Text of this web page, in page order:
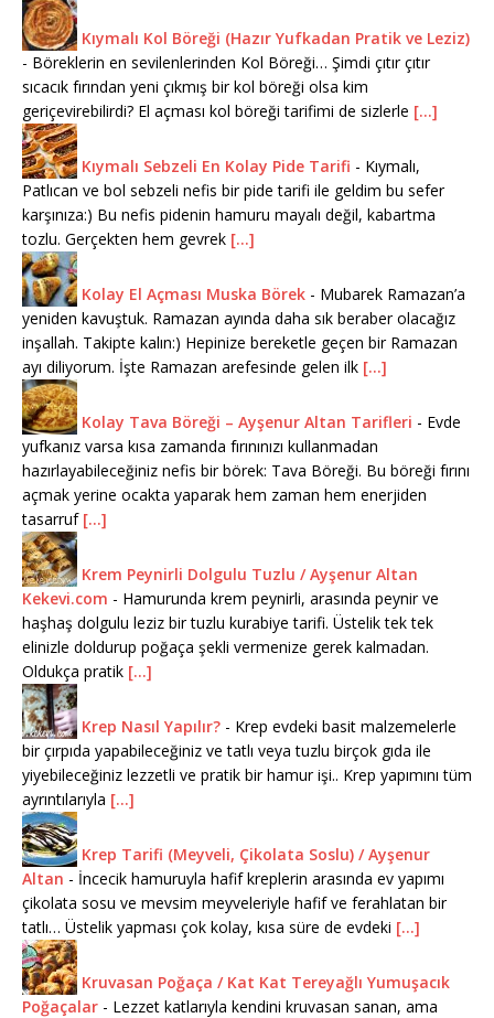
Kıymalı Kol Böreği (Hazır Yufkadan Pratik ve Leziz)
- Böreklerin en sevilenlerinden Kol Böreği… Şimdi çıtır çıtır
sıcacık fırından yeni çıkmış bir kol böreği olsa kim
geriçevirebilirdi? El açması kol böreği tarifimi de sizlerle [...]
Kıymalı Sebzeli En Kolay Pide Tarifi - Kıymalı,
Patlıcan ve bol sebzeli nefis bir pide tarifi ile geldim bu sefer
karşınıza:) Bu nefis pidenin hamuru mayalı değil, kabartma
tozlu. Gerçekten hem gevrek [...]
Kolay El Açması Muska Börek - Mubarek Ramazan’a
yeniden kavuştuk. Ramazan ayında daha sık beraber olacağız
inşallah. Takipte kalın:) Hepinize bereketle geçen bir Ramazan
ayı diliyorum. İşte Ramazan arefesinde gelen ilk [...]
Kolay Tava Böreği – Ayşenur Altan Tarifleri - Evde
yufkanız varsa kısa zamanda fırınınızı kullanmadan
hazırlayabileceğiniz nefis bir börek: Tava Böreği. Bu böreği fırını
açmak yerine ocakta yaparak hem zaman hem enerjiden
tasarruf [...]
Krem Peynirli Dolgulu Tuzlu / Ayşenur Altan
Kekevi.com - Hamurunda krem peynirli, arasında peynir ve
haşhaş dolgulu leziz bir tuzlu kurabiye tarifi. Üstelik tek tek
elinizle doldurup poğaça şekli vermenize gerek kalmadan.
Oldukça pratik [...]
Krep Nasıl Yapılır? - Krep evdeki basit malzemelerle
bir çırpıda yapabileceğiniz ve tatlı veya tuzlu birçok gıda ile
yiyebileceğiniz lezzetli ve pratik bir hamur işi.. Krep yapımını tüm
ayrıntılarıyla [...]
Krep Tarifi (Meyveli, Çikolata Soslu) / Ayşenur
Altan - İncecik hamuruyla hafif kreplerin arasında ev yapımı
çikolata sosu ve mevsim meyveleriyle hafif ve ferahlatan bir
tatlı… Üstelik yapması çok kolay, kısa süre de evdeki [...]
Kruvasan Poğaça / Kat Kat Tereyağlı Yumuşacık
Poğaçalar - Lezzet katlarıyla kendini kruvasan sanan, ama